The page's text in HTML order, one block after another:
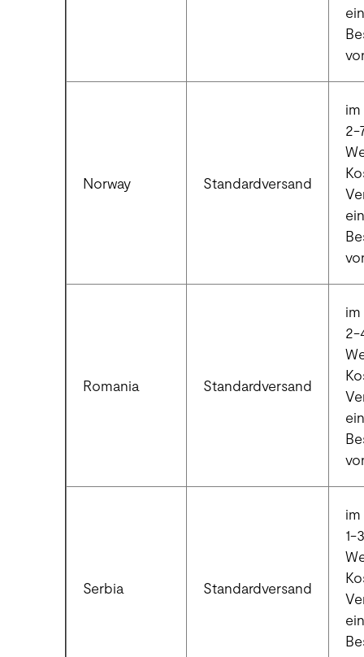
Norway Standardversand
2-
Romania Standardversand
2-
Serbia Standardversand
1-3